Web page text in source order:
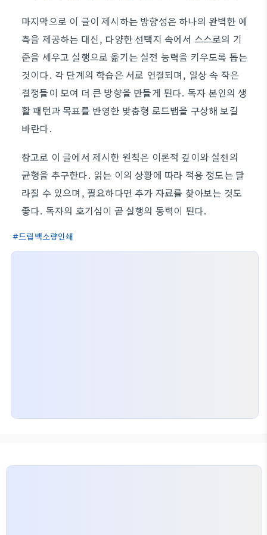
마지막으로 이 글이 제시하는 방향성은 하나의 완벽한 예
측을 제공하는 대신, 다양한 선택지 속에서 스스로의 기
준을 세우고 실행으로 옮기는 실전 능력을 키우도록 돕는
것이다. 각 단계의 학습은 서로 연결되며, 일상 속 작은
결정들이 모여 더 큰 방향을 만들게 된다. 독자 본인의 생
활 패턴과 목표를 반영한 맞춤형 로드맵을 구상해 보길
바란다.
참고로 이 글에서 제시한 원칙은 이론적 깊이와 실천의
균형을 추구한다. 읽는 이의 상황에 따라 적용 정도는 달
라질 수 있으며, 필요하다면 추가 자료를 찾아보는 것도
좋다. 독자의 호기심이 곧 실행의 동력이 된다.
드립백소량인쇄